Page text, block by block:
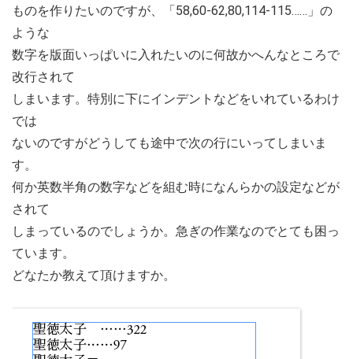
ものを作りたいのですが、「58,60-62,80,114-115……」の
ような
数字を版面いっぱいに入れたいのに何故かへんなところで
改行されて
しまいます。特別に下にインデントなどをいれているわけ
では
ないのですがどうしても途中で次の行にいってしまいま
す。
何か英数半角の数字などを組む時になんらかの設定などが
されて
しまっているのでしょうか。急ぎの作業なのでとても困っ
ています。
どなたか教えて頂けますか。